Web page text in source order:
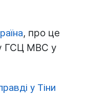
, про це
ГСЦ МВС у
у Тіни